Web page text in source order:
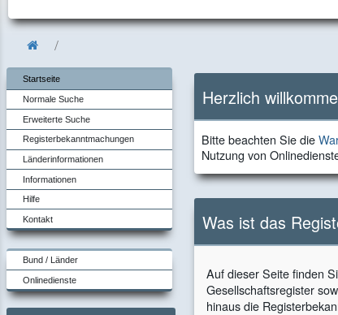
Startseite
Normale Suche
Erweiterte Suche
Registerbekanntmachungen
Länderinformationen
Informationen
Hilfe
Kontakt
Bund / Länder
Onlinedienste
Herzlich
Bitte
beachten
die
Bitte beachten Sie die
Nutzung von
Was ist das
Auf dieser Seite finden
Gesellschaftsregister
hinaus die